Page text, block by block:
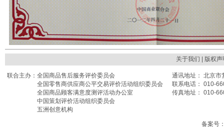
关于我们 | 版权
联合主办： 全国商品售后服务评价委员会
全国零售商供应商公平交易评价活动组织委员会
全国商品顾客满意度测评活动办公室
中国策划评价活动组织委员会
五洲创意机构
通讯地址： 北京
联系电话： 010-
传真地址： 010-
备案号